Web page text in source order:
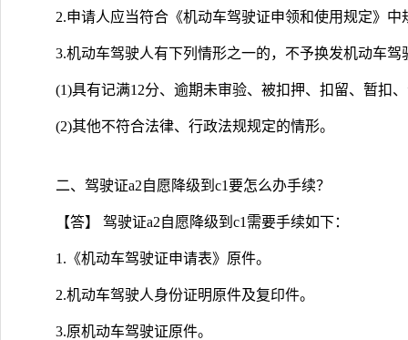
2.申请人应当符合《机动车驾驶证申领和使用规定》中
3.机动车驾驶人有下列情形之一的，不予换发机动车驾
(1)具有记满12分、逾期未审验、被扣押、扣留、暂扣
(2)其他不符合法律、行政法规规定的情形。
二、驾驶证a2自愿降级到c1要怎么办手续？
【答】 驾驶证a2自愿降级到c1需要手续如下：
1.《机动车驾驶证申请表》原件。
2.机动车驾驶人身份证明原件及复印件。
3.原机动车驾驶证原件。